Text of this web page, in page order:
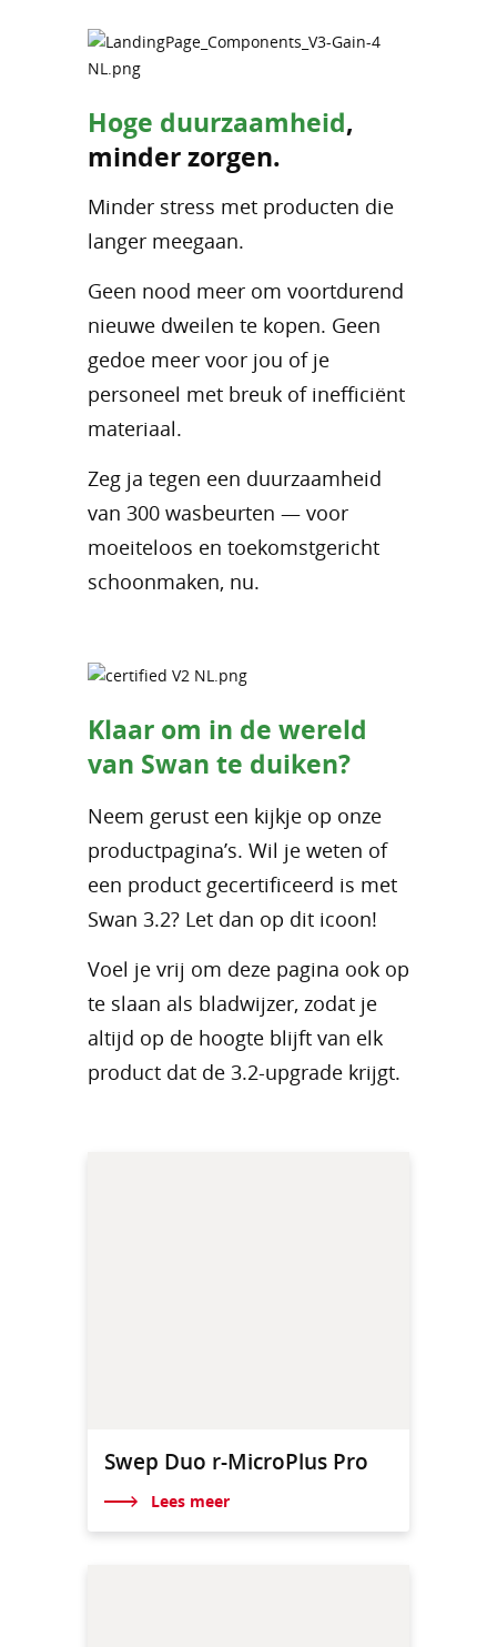
Hoge duurzaamheid,
minder zorgen.
Minder stress met producten die
langer meegaan.
Geen nood meer om voortdurend
nieuwe dweilen te kopen. Geen
gedoe meer voor jou of je
personeel met breuk of inefficiënt
materiaal.
Zeg ja tegen een duurzaamheid
van 300 wasbeurten — voor
moeiteloos en toekomstgericht
schoonmaken, nu.
Klaar om in de wereld
van Swan te duiken?
Neem gerust een kijkje op onze
productpagina’s. Wil je weten of
een product gecertificeerd is met
Swan 3.2? Let dan op dit icoon!
Voel je vrij om deze pagina ook op
te slaan als bladwijzer, zodat je
altijd op de hoogte blijft van elk
product dat de 3.2-upgrade krijgt.
Swep Duo r-MicroPlus Pro
Lees meer